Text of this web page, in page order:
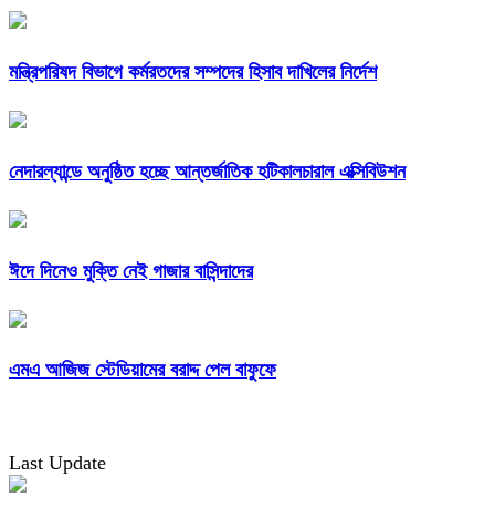
মন্ত্রিপরিষদ বিভাগে কর্মরতদের সম্পদের হিসাব দাখিলের নির্দেশ
নেদারল্যান্ডে অনুষ্ঠিত হচ্ছে আন্তর্জাতিক হটিকালচারাল এক্সিবিউশন
ঈদে দিনেও মুক্তি নেই গাজার বাসিন্দাদের
এমএ আজিজ স্টেডিয়ামের বরাদ্দ পেল বাফুফে
Last Update